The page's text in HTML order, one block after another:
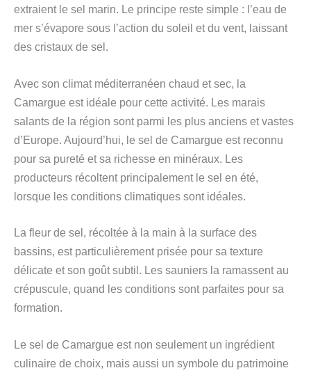
extraient le sel marin. Le principe reste simple : l’eau de
mer s’évapore sous l’action du soleil et du vent, laissant
des cristaux de sel.
Avec son climat méditerranéen chaud et sec, la
Camargue est idéale pour cette activité. Les marais
salants de la région sont parmi les plus anciens et vastes
d’Europe. Aujourd’hui, le sel de Camargue est reconnu
pour sa pureté et sa richesse en minéraux. Les
producteurs récoltent principalement le sel en été,
lorsque les conditions climatiques sont idéales.
La fleur de sel, récoltée à la main à la surface des
bassins, est particulièrement prisée pour sa texture
délicate et son goût subtil. Les sauniers la ramassent au
crépuscule, quand les conditions sont parfaites pour sa
formation.
Le sel de Camargue est non seulement un ingrédient
culinaire de choix, mais aussi un symbole du patrimoine